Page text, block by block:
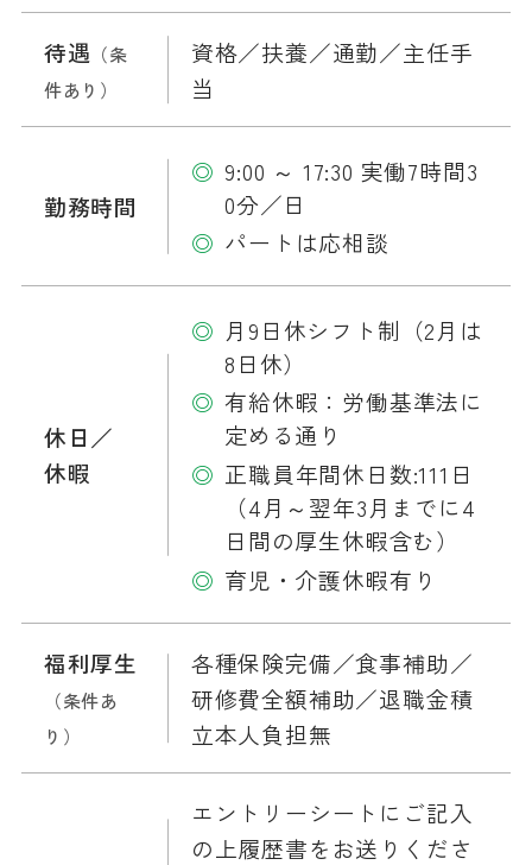
待遇 （条
件あり）
資格／扶養／通勤／主任手
当
勤務時間
9:00 ～ 17:30 実働7時間3
0分／日
パートは応相談
休日／
休暇
月9日休シフト制（2月は
8日休）
有給休暇：労働基準法に
定める通り
正職員年間休日数:111日
（4月～翌年3月までに4
日間の厚生休暇含む）
育児・介護休暇有り
福利厚生
（条件あ
り）
各種保険完備／食事補助／
研修費全額補助／退職金積
立本人負担無
エントリーシートにご記入
の上履歴書をお送りくださ